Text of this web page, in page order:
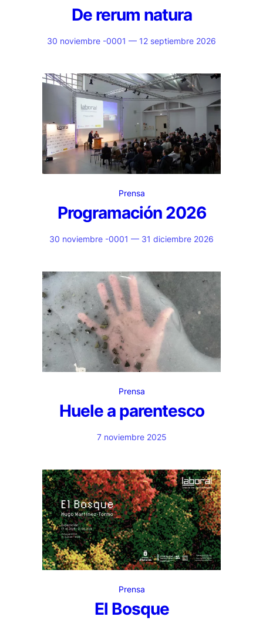
De rerum natura
30 noviembre -0001 — 12 septiembre 2026
Prensa
Programación 2026
30 noviembre -0001 — 31 diciembre 2026
Prensa
Huele a parentesco
7 noviembre 2025
Prensa
El Bosque